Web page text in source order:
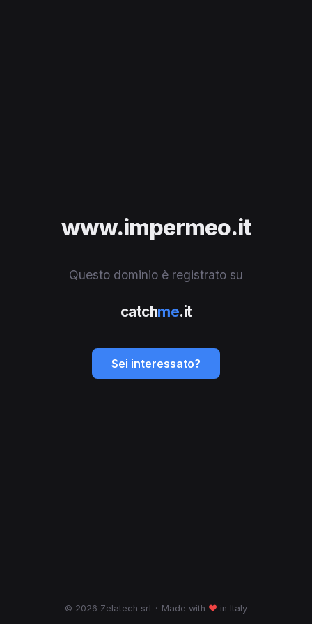
www.impermeo.it
Questo dominio è registrato su
catchme.it
Sei interessato?
© 2026 Zelatech srl · Made with ♥ in Italy